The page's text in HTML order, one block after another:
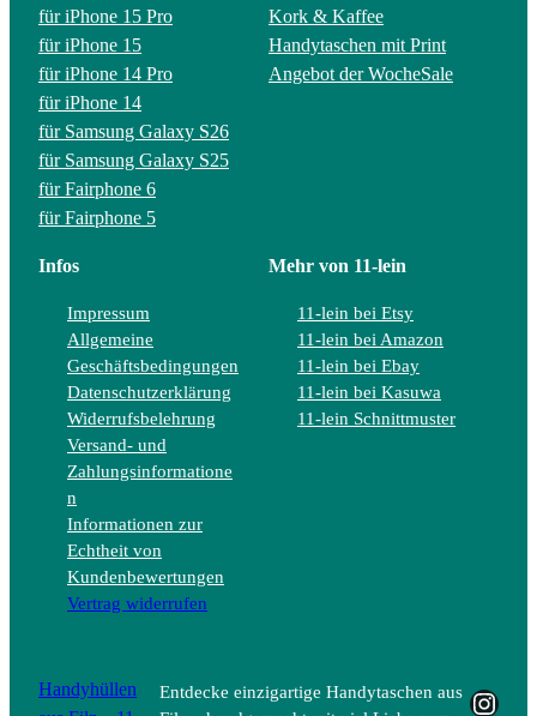
für iPhone 15 Pro
für iPhone 15
für iPhone 14 Pro
für iPhone 14
für Samsung Galaxy S26
für Samsung Galaxy S25
für Fairphone 6
für Fairphone 5
Kork & Kaffee
Handytaschen mit Print
Angebot der WocheSale
Infos
Impressum
Allgemeine
Geschäftsbedingungen
Datenschutzerklärung
Widerrufsbelehrung
Versand- und
Zahlungsinformatione
n
Informationen zur
Echtheit von
Kundenbewertungen
Vertrag widerrufen
Mehr von 11-lein
11-lein bei Etsy
11-lein bei Amazon
11-lein bei Ebay
11-lein bei Kasuwa
11-lein Schnittmuster
Handyhüllen
Entdecke einzigartige Handytaschen aus